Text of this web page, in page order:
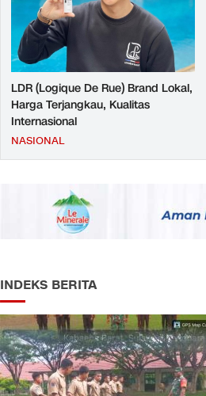
LDR (Logique De Rue) Brand Lokal,
Harga Terjangkau, Kualitas
Internasional
NASIONAL
INDEKS BERITA